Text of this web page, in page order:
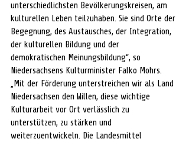
unterschiedlichsten Bevölkerungskreisen, am
kulturellen Leben teilzuhaben. Sie sind Orte der
Begegnung, des Austausches, der Integration,
der kulturellen Bildung und der
demokratischen Meinungsbildung“, so
Niedersachsens Kulturminister Falko Mohrs.
„Mit der Förderung unterstreichen wir als Land
Niedersachsen den Willen, diese wichtige
Kulturarbeit vor Ort verlässlich zu
unterstützen, zu stärken und
weiterzuentwickeln. Die Landesmittel